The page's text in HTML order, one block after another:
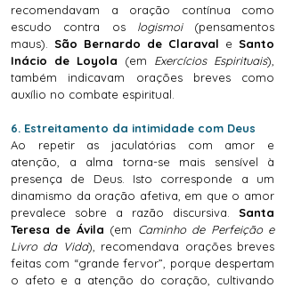
recomendavam a oração contínua como
escudo contra os logismoi(pensamentos
maus). São Bernardo de Claraval e Santo
Inácio de Loyola (em Exercícios Espirituais),
também indicavam orações breves como
auxílio no combate espiritual.
6. Estreitamento da intimidade com Deus
Ao repetir as jaculatórias com amor e
atenção, a alma torna-se mais sensível à
presença de Deus. Isto corresponde a um
dinamismo da oração afetiva, em que o amor
prevalece sobre a razão discursiva. Santa
Teresa de Ávila (em Caminho de Perfeição e
Livro da Vida), recomendava orações breves
feitas com “grande fervor”, porque despertam
o afeto e a atenção do coração, cultivando